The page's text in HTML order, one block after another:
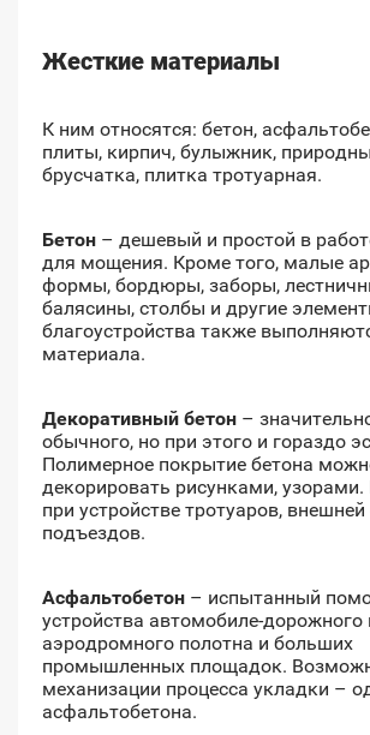
Жесткие материалы
К ним относятся: бетон,
плиты, кирпич, булыжник,
брусчатка, плитка тротуарная.
Бетон – дешевый и простой в
для мощения. Кроме того, малые
формы, бордюры, заборы,
балясины, столбы и другие
благоустройства также
материала.
Декоративный бетон –
обычного, но при этого и гораздо
Полимерное покрытие бетона
декорировать рисунками,
при устройстве тротуаров, внешней
подъездов.
Асфальтобетон – испытанный
устройства автомобиле-дорожного
аэродромного полотна и больших
промышленных площадок.
механизации процесса укладки –
асфальтобетона.